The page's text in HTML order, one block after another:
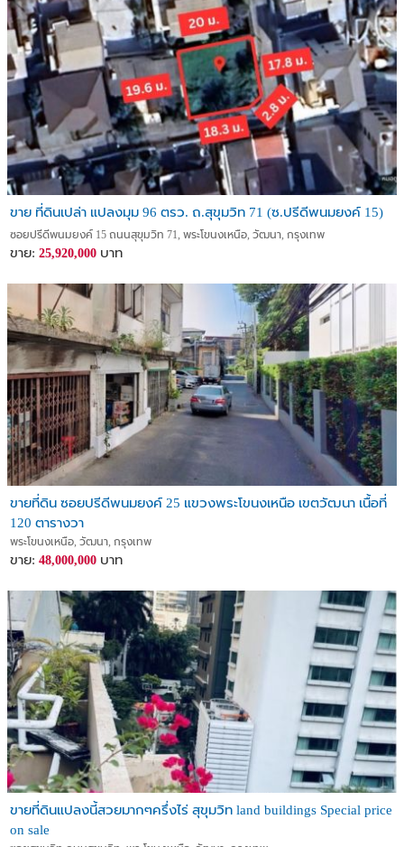
ขาย ที่ดินเปล่า แปลงมุม 96 ตรว. ถ.สุขุมวิท 71 (ซ.ปรีดีพนมยงค์ 15)
ซอยปรีดีพนมยงค์ 15 ถนนสุขุมวิท 71, พระโขนงเหนือ, วัฒนา, กรุงเทพ
ขาย: 25,920,000 บาท
ขายที่ดิน ซอยปรีดีพนมยงค์ 25 แขวงพระโขนงเหนือ เขตวัฒนา เนื้อที่
120 ตารางวา
พระโขนงเหนือ, วัฒนา, กรุงเทพ
ขาย: 48,000,000 บาท
ขายที่ดินแปลงนี้สวยมากๆครึ่งไร่ สุขุมวิท land buildings Special price
on sale